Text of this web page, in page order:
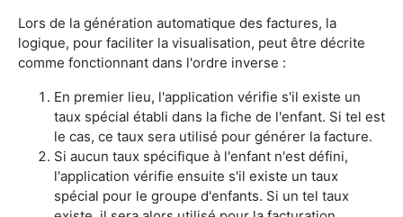
Lors de la génération automatique des factures, la
logique, pour faciliter la visualisation, peut être décrite
comme fonctionnant dans l'ordre inverse :
En premier lieu, l'application vérifie s'il existe un
taux spécial établi dans la fiche de l'enfant. Si tel est
le cas, ce taux sera utilisé pour générer la facture.
Si aucun taux spécifique à l'enfant n'est défini,
l'application vérifie ensuite s'il existe un taux
spécial pour le groupe d'enfants. Si un tel taux